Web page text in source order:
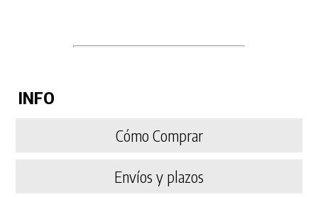
INFO
Cómo Comprar
Envíos y plazos